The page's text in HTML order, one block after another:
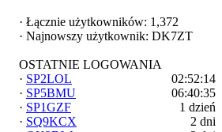
· Łącznie użytkowników: 1,372
· Najnowszy użytkownik: DK7ZT
OSTATNIE LOGOWANIA
· SP2LOL
02:52:14
· SP5BMU
06:40:35
· SP1GZF
1 dzień
· SQ9KCX
2 dni